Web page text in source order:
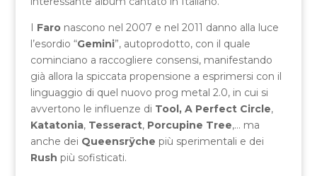
I Faronascono nel 2007 e nel 2011 danno alla luce
l’esordio “Gemini”, autoprodotto, con il quale
cominciano a raccogliere consensi, manifestando
già allora la spiccata propensione a esprimersi con il
linguaggio di quel nuovo prog metal 2.0, in cui si
avvertono le influenze di Tool, A Perfect Circle,
Katatonia, Tesseract, Porcupine Tree,… ma
anche dei Queensrÿche più sperimentali e dei
Rush più sofisticati.